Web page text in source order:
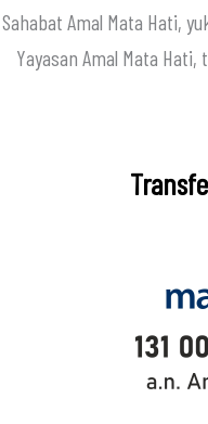
Sahabat Amal Mata Hati,
Yayasan Amal Mata